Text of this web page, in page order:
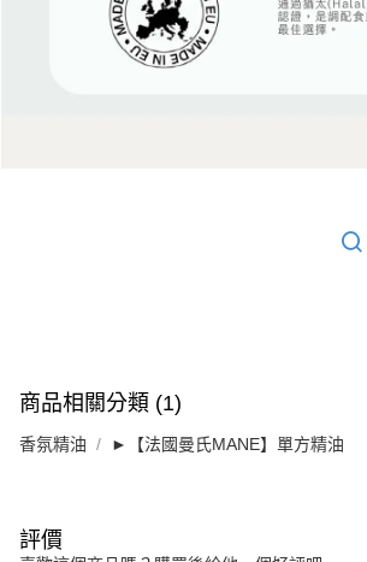
商品相關分類 (1)
香氛精油 ►【法國曼氏MANE】單方精油
評價